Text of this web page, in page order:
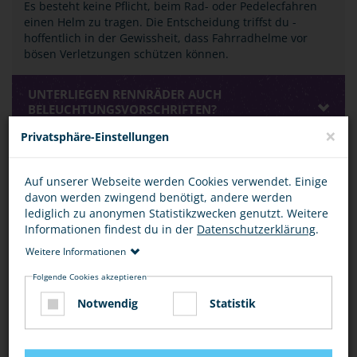
Es besteht keine Pflicht, beim Rad- oder Pedelecfahren
einen Helm zu tragen. Die Entscheidung triffst du -
hoffentlich in der Gewissheit, dass Fahrradhelme vor
bösen Verletzungen schützen können.
UNTERLIEGEN RENNRÄDER AUCH
BELEUCHTUNGSVORSCHRIFTEN?
WINKEL"?
BEWERTUNG
DIESEN ARTIKEL ...
Privatsphäre-Einstellungen ×
Auf unserer Webseite werden Cookies verwendet. Einige
davon werden zwingend benötigt, andere werden
lediglich zu anonymen Statistikzwecken genutzt. Weitere
Informationen findest du in der Datenschutzerklärung.
Weitere Informationen
Folgende Cookies akzeptieren
Notwendig Statistik